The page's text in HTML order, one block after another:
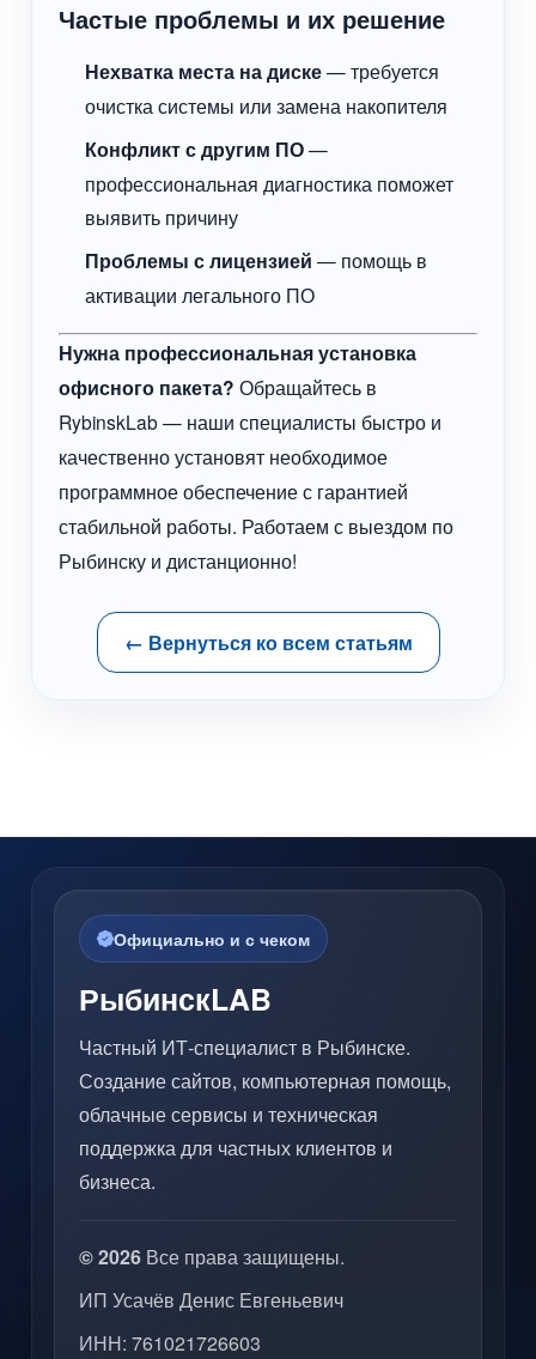
Частые проблемы и их решение
Нехватка места на диске— требуется
очистка системы или замена накопителя
Конфликт с другим ПО—
профессиональная диагностика поможет
выявить причину
Проблемы с лицензией — помощь в
активации легального ПО
Нужна профессиональная установка
офисного пакета? Обращайтесь в
RybinskLab — наши специалисты быстро и
качественно установят необходимое
программное обеспечение с гарантией
стабильной работы. Работаем с выездом по
Рыбинску и дистанционно!
← Вернуться ко всем статьям
Официально и с чеком
РыбинскLAB
Частный ИТ-специалист в Рыбинске.
Создание сайтов, компьютерная помощь,
облачные сервисы и техническая
поддержка для частных клиентов и
бизнеса.
© 2026 Все права защищены.
ИП Усачёв Денис Евгеньевич
ИНН: 761021726603